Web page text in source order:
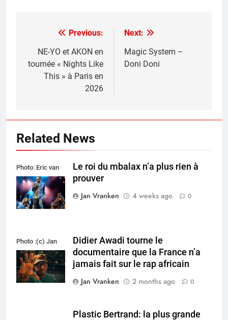
navigation
Previous:
NE-YO et AKON en
tournée « Nights Like
This » à Paris en
2026
Next:
Magic System –
Doni Doni
Related News
Photo: Eric van
Nieuwland
Le roi du mbalax n’a plus rien à
prouver
Jan Vranken
4 weeks ago 0
Photo :(c) Jan
Vranken
Didier Awadi tourne le
documentaire que la France n’a
jamais fait sur le rap africain
Jan Vranken
2 months ago 0
Plastic Bertrand: la plus grande